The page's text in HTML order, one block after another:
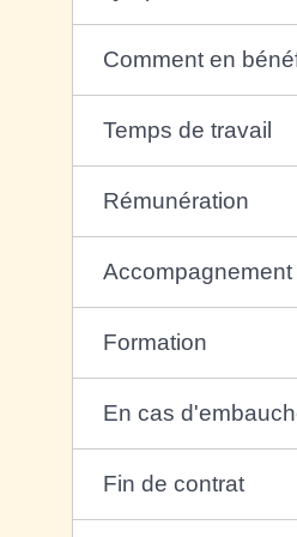
Comment en
Temps de travail
Rémunération
Formation
En cas
Fin de contrat